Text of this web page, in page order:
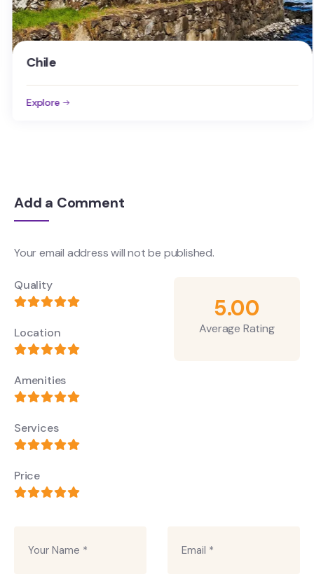
Chile
Explore
Add a Comment
Your email address will not be published.
Quality
Location
Amenities
Services
Price
5.00
Average Rating